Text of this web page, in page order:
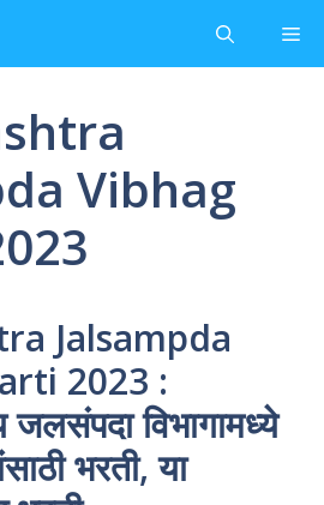
Vibhag
Jalsampda
2023 :
जलसंपदा विभागामध्ये
भरती, या